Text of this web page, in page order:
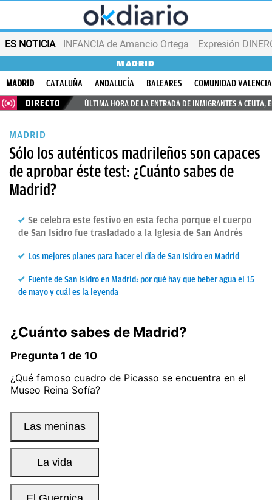
ES NOTICIA INFANCIA de Amancio Ortega Expresión
MADRID
MADRID CATALUÑA ANDALUCÍA BALEARES
COMUNIDAD
DIRECTO
ÚLTIMA HORA DE LA ENTRADA DE INMIGRANTES A CEUTA,
MADRID
Sólo los auténticos madrileños son capaces
de aprobar éste test: ¿Cuánto sabes de
Madrid?
Se celebra este festivo en esta fecha porque el cuerpo
de San Isidro fue trasladado a la Iglesia de San Andrés
Los mejores planes para hacer el día de San Isidro en Madrid
Fuente de San Isidro en Madrid: por qué hay que beber agua el 15
de mayo y cuál es la leyenda